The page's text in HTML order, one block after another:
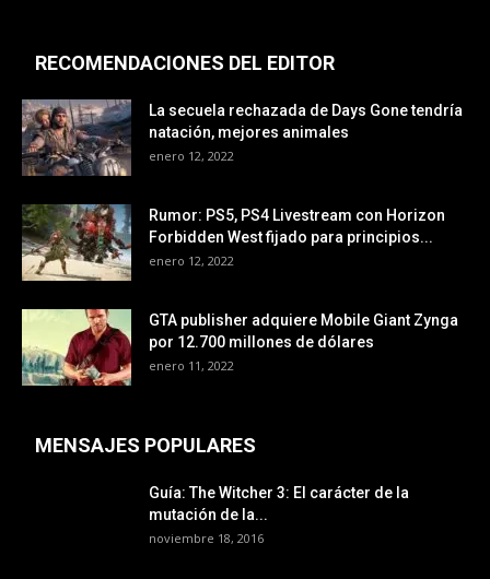
RECOMENDACIONES DEL EDITOR
La secuela rechazada de Days Gone tendría
natación, mejores animales
enero 12, 2022
Rumor: PS5, PS4 Livestream con Horizon
Forbidden West fijado para principios...
enero 12, 2022
GTA publisher adquiere Mobile Giant Zynga
por 12.700 millones de dólares
enero 11, 2022
MENSAJES POPULARES
Guía: The Witcher 3: El carácter de la
mutación de la...
noviembre 18, 2016